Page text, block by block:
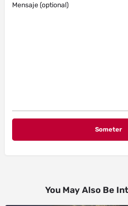
Mensaje (optional)
You May Also Be